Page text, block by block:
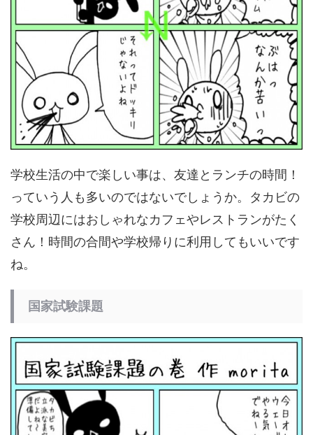
学校生活の中で楽しい事は、友達とランチの時間！
っていう人も多いのではないでしょうか。タカビの
学校周辺にはおしゃれなカフェやレストランがたく
さん！時間の合間や学校帰りに利用してもいいです
ね。
国家試験課題